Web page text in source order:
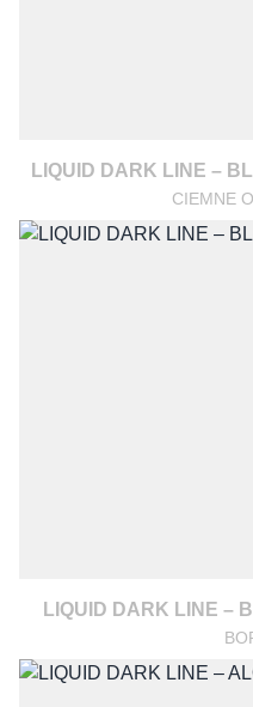
LIQUID DARK LINE –
CIEMNE
LIQUID DARK LINE –